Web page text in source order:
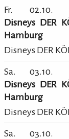
Fr. 02.10.
Disneys DER
Hamburg
Disneys DER
Sa. 03.10.
Disneys DER
Hamburg
Disneys DER
Sa. 03.10.